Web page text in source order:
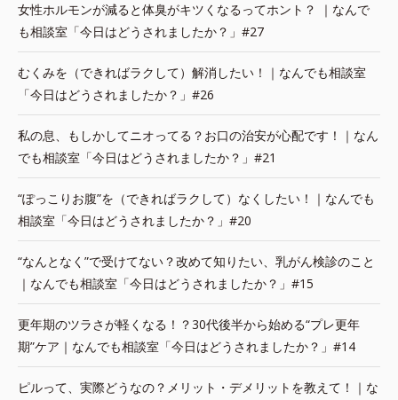
女性ホルモンが減ると体臭がキツくなるってホント？ ｜なんで
も相談室「今日はどうされましたか？」#27
むくみを（できればラクして）解消したい！｜なんでも相談室
「今日はどうされましたか？」#26
私の息、もしかしてニオってる？お口の治安が心配です！｜なん
でも相談室「今日はどうされましたか？」#21
“ぽっこりお腹”を（できればラクして）なくしたい！｜なんでも
相談室「今日はどうされましたか？」#20
“なんとなく”で受けてない？改めて知りたい、乳がん検診のこと
｜なんでも相談室「今日はどうされましたか？」#15
更年期のツラさが軽くなる！？30代後半から始める“プレ更年
期”ケア｜なんでも相談室「今日はどうされましたか？」#14
ピルって、実際どうなの？メリット・デメリットを教えて！｜な